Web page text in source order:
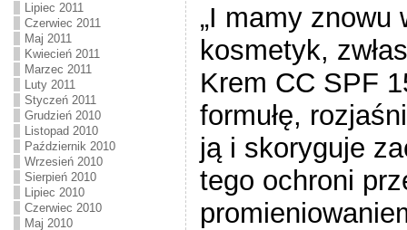
Lipiec 2011
Czerwiec 2011
Maj 2011
Kwiecień 2011
Marzec 2011
Luty 2011
Styczeń 2011
Grudzień 2010
Listopad 2010
Październik 2010
Wrzesień 2010
Sierpień 2010
Lipiec 2010
Czerwiec 2010
Maj 2010
„I mamy znowu
kosmetyk,
Krem CC SPF
formułę,
ją i skoryguje
tego ochroni